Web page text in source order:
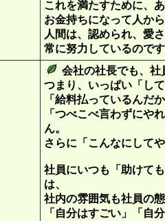
これを満たすために、
お金持ちになって人か
人間は、認められ、愛
常に努力しているので
会社の社長でも、社
つまり、いっぱい「し
「給料払っているんだ
「つべこべ言わずにや
ん。
さらに「こんなにして
社員にいつも「助けて
は、
社内の雰囲気も社員の
「自分はすごい」「自